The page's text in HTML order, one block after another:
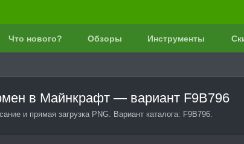
Что нового? Обзоры Инструменты
в Майнкрафт — вариант F9B796
и прямая загрузка PNG. Вариант каталога: F9B796.